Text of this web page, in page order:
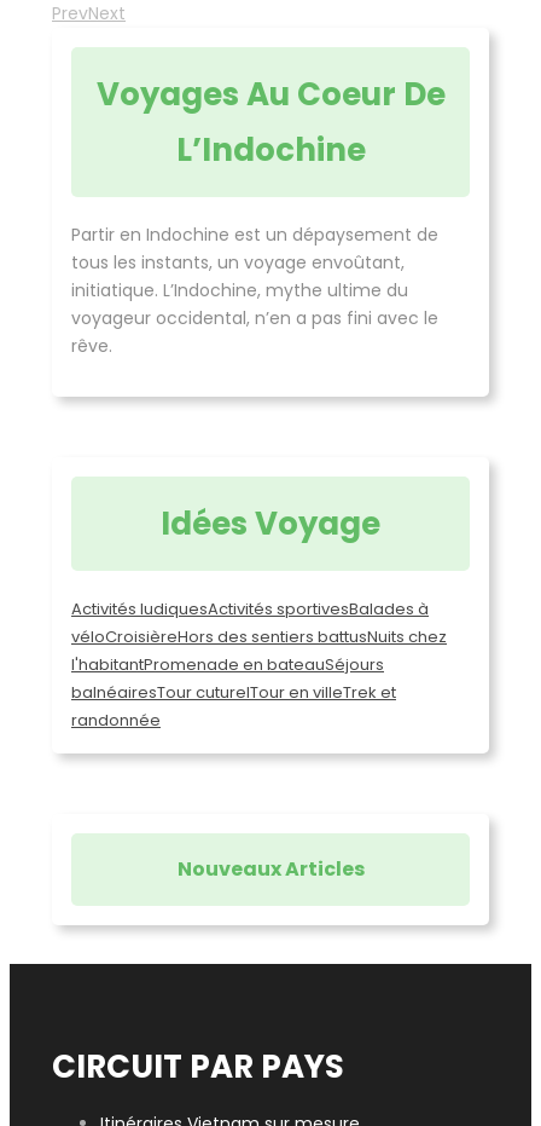
PrevNext
Voyages Au Coeur De
L’Indochine
Partir en Indochine est un dépaysement de
tous les instants, un voyage envoûtant,
initiatique. L’Indochine, mythe ultime du
voyageur occidental, n’en a pas fini avec le
rêve.
Idées Voyage
Activités ludiquesActivités sportivesBalades à
véloCroisièreHors des sentiers battusNuits chez
l'habitantPromenade en bateauSéjours
balnéairesTour cuturelTour en villeTrek et
randonnée
Nouveaux Articles
CIRCUIT PAR PAYS